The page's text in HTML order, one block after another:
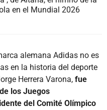
en el Mundial 2026
alemana Adidas no es
en la historia del deporte
Herrera Varona, fue
los Juegos
del Comité Olímpico